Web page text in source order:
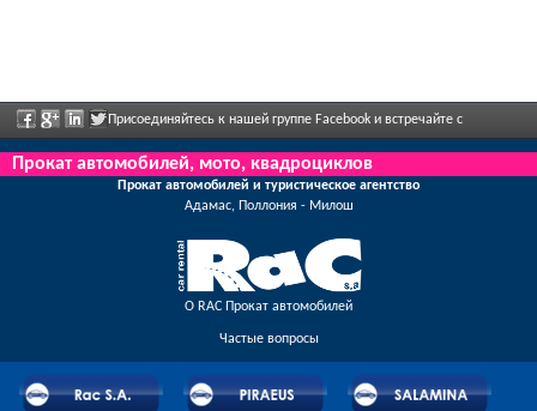
Присоединяйтесь к нашей группе Facebook и встречайте с
сотрудниками, отправьте нам ваши отзывы, и воспользуйтесь грандиозными
скидками и предложениями, которые регулярно объявлены.
Прокат автомобилей, мото, квадроциклов
Прокат автомобилей и туристическое агентство
Адамас, Поллония - Милош
О RAC Прокат автомобилей
Частые вопросы